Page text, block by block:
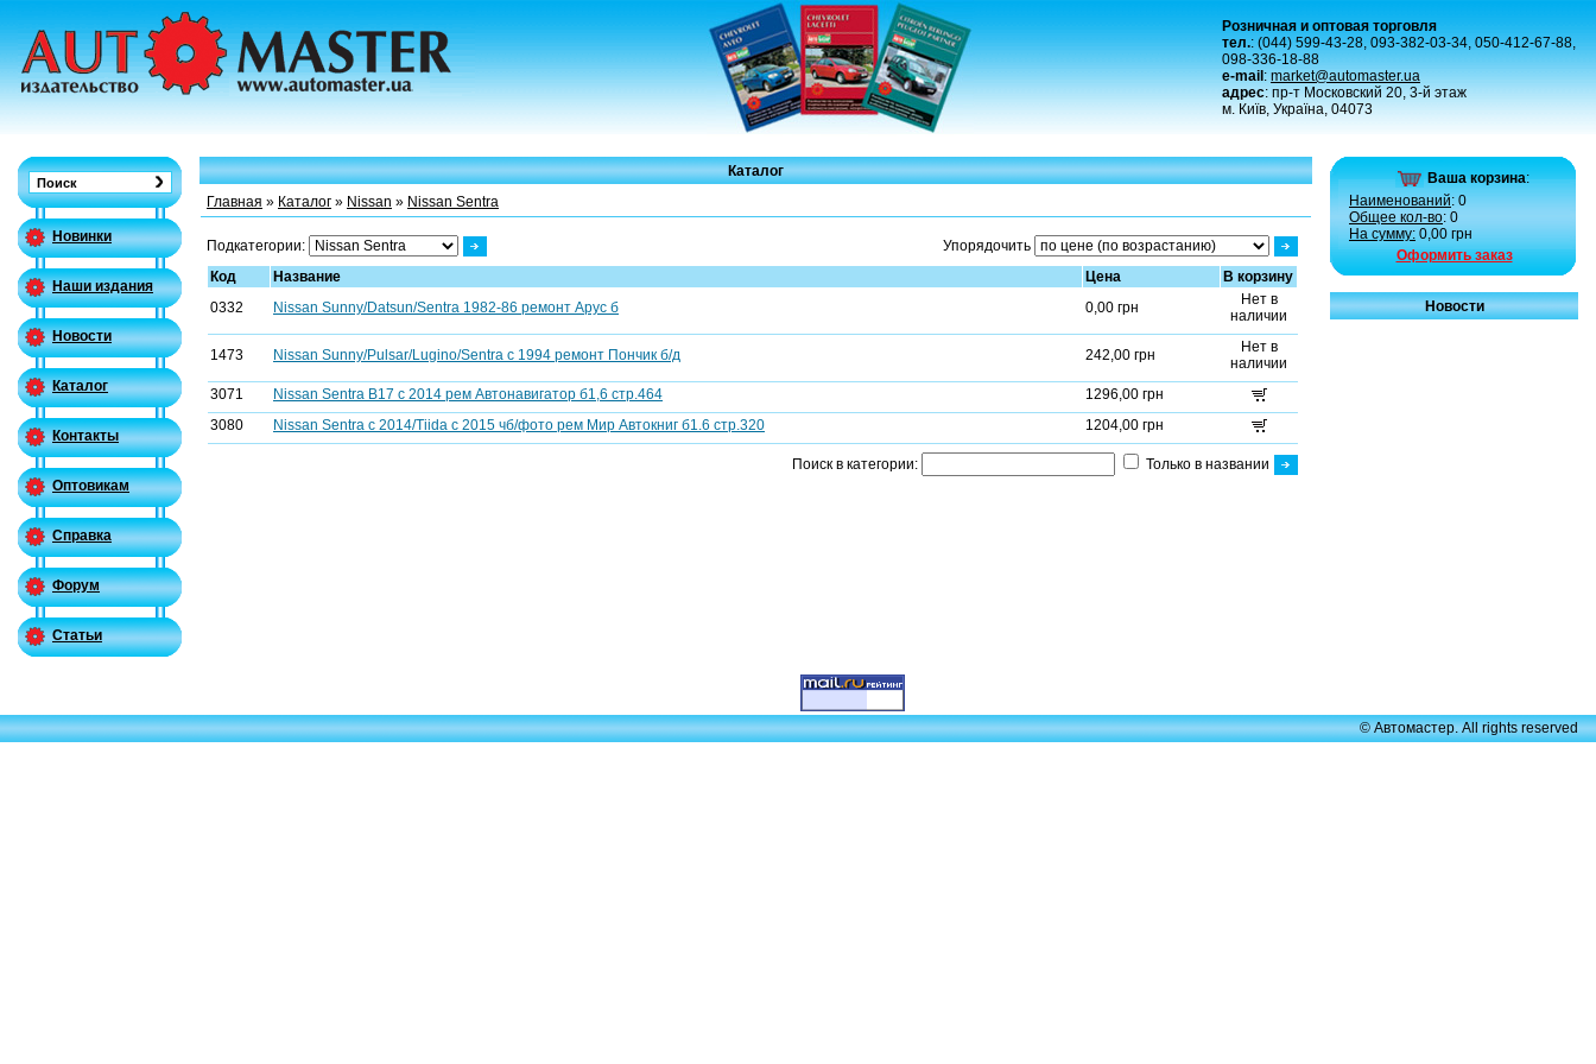
Розничная и оптовая торговля
тел.: (044) 599-43-28, 093-382-03-34, 050-412-67-88,
098-336-18-88
e-mail :market@automaster.ua
адрес: пр-т Московский 20, 3-й этаж
м. Київ, Україна, 04073
Новинки
Наши издания
Новости
Каталог
Контакты
Оптовикам
Справка
Форум
Статьи
Каталог
Главная » Каталог » Nissan » Nissan Sentra
Подкатегории:
Упорядочить
Код
Название Цена
В корзину
0332
Nissan Sunny/Datsun/Sentra 1982-86 ремонт Арус б 0,00 грн
Нет в
наличии
1473 Nissan Sunny/Pulsar/Lugino/Sentra c 1994 ремонт Пончик б/д 242,00 грн
Нет в
наличии
3071
Nissan Sentra B17 с 2014 рем Автонавигатор б1,6 стр.464
1296,00 грн
3080
Nissan Sentra c 2014/Tiida c 2015 чб/фото рем Мир Автокниг б1.6 стр.320 1204,00 грн
Поиск в категории: Только в названии
Ваша корзина:
Наименований: 0
Общее кол-во: 0
На сумму: 0,00 грн
Оформить заказ
Новости
© Автомастер. All rights reserved